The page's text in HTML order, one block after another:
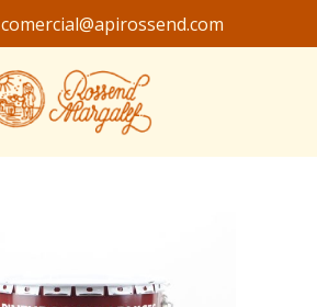
comercial@apirossend.com